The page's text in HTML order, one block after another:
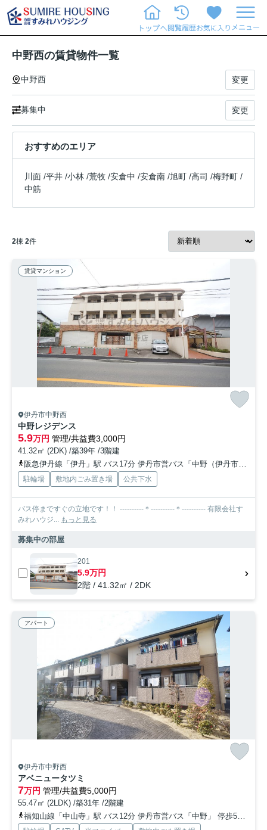
中野西の賃貸物件一覧
中野西 変更
募集中 変更
おすすめのエリア
川面 /平井 /小林 /荒牧 /安倉中 /安倉南 /旭町 /高司 /梅野町 /
中筋
2棟 2件
賃貸マンション
伊丹市中野西
中野レジデンス
5.9万円 管理/共益費3,000円
41.32㎡ (2DK) /築39年 /3階建
阪急伊丹線「伊丹」駅 バス17分 伊丹市営バス「中野（伊丹市）」 停歩1分
駐輪場 敷地内ごみ置き場 公共下水
バス停まですぐの立地です！！ ----------＊----------＊---------- 有限会社す
みれハウジ...
もっと見る
募集中の部屋
201
5.9万円
2階 / 41.32㎡ / 2DK
アパート
伊丹市中野西
アベニュータツミ
7万円 管理/共益費5,000円
55.47㎡ (2LDK) /築31年 /2階建
福知山線「中山寺」駅 バス12分 伊丹市営バス「中野」 停歩5分